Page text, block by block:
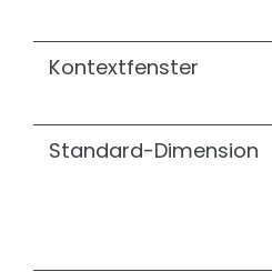
Kontextfenster
Standard-Dimension